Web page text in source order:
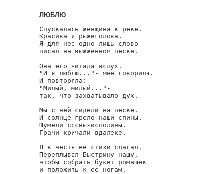
ЛЮБЛЮ
Спускалась женщина к реке.
Красива и рыжеголова.
Я для нее одно лишь слово
писал на выжженном песке.
Она его читала вслух.
"И я люблю..."- мне говорила.
И повторяла:
"Милый, милый..."-
так, что захватывало дух.
Мы с ней сидели на песке.
И солнце грело наши спины.
Шумели сосны-исполины.
Грачи кричали вдалеке.
Я в честь ее стихи слагал.
Переплывал Быстрину нашу,
чтобы собрать букет ромашек
и положить к ее ногам.